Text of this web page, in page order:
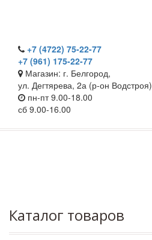
+7 (4722) 75-22-77
+7 (961) 175-22-77
Магазин: г. Белгород,
ул. Дегтярева, 2а (р-он Водстроя)
пн-пт 9.00-18.00
сб 9.00-16.00
Каталог товаров